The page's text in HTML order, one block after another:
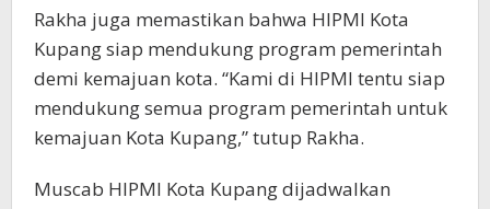
Rakha juga memastikan bahwa HIPMI Kota
Kupang siap mendukung program pemerintah
demi kemajuan kota. “Kami di HIPMI tentu siap
mendukung semua program pemerintah untuk
kemajuan Kota Kupang,” tutup Rakha.
Muscab HIPMI Kota Kupang dijadwalkan